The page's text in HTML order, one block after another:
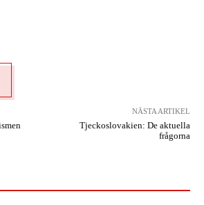
NÄSTA ARTIKEL
Tjeckoslovakien: De aktuella
frågorna